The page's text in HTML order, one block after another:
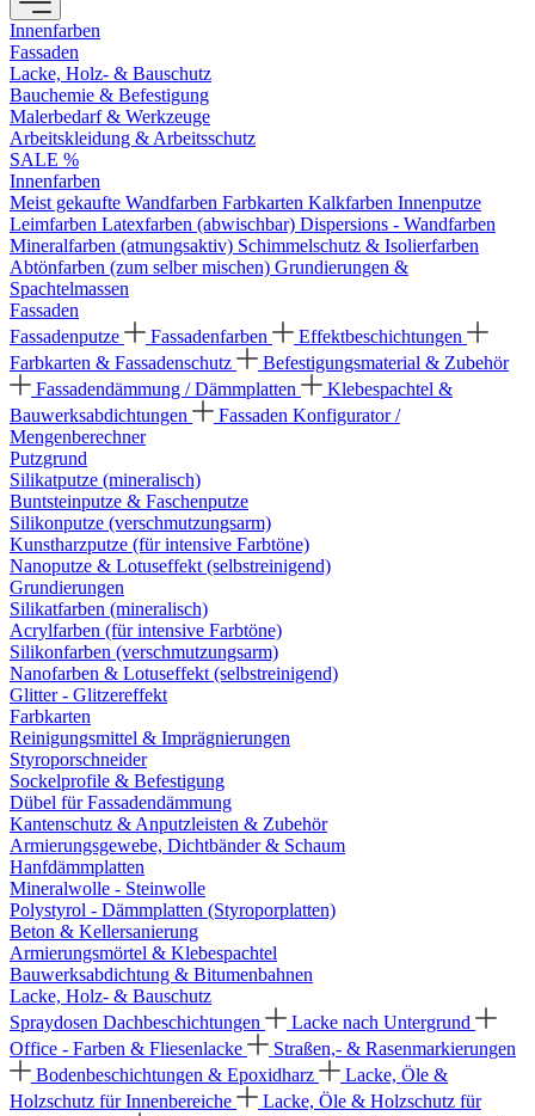
Innenfarben
Fassaden
Lacke, Holz- & Bauschutz
Bauchemie & Befestigung
Malerbedarf & Werkzeuge
Arbeitskleidung & Arbeitsschutz
SALE %
Innenfarben
Meist gekaufte Wandfarben Farbkarten Kalkfarben Innenputze
Leimfarben Latexfarben (abwischbar) Dispersions - Wandfarben
Mineralfarben (atmungsaktiv) Schimmelschutz & Isolierfarben
Abtönfarben (zum selber mischen) Grundierungen &
Spachtelmassen
Fassaden
Fassadenputze
Fassadenfarben
Effektbeschichtungen
Farbkarten & Fassadenschutz
Befestigungsmaterial & Zubehör
Fassadendämmung / Dämmplatten
Klebespachtel &
Bauwerksabdichtungen
Fassaden Konfigurator /
Mengenberechner
Putzgrund
Silikatputze (mineralisch)
Buntsteinputze & Faschenputze
Silikonputze (verschmutzungsarm)
Kunstharzputze (für intensive Farbtöne)
Nanoputze & Lotuseffekt (selbstreinigend)
Grundierungen
Silikatfarben (mineralisch)
Acrylfarben (für intensive Farbtöne)
Silikonfarben (verschmutzungsarm)
Nanofarben & Lotuseffekt (selbstreinigend)
Glitter - Glitzereffekt
Farbkarten
Reinigungsmittel & Imprägnierungen
Styroporschneider
Sockelprofile & Befestigung
Dübel für Fassadendämmung
Kantenschutz & Anputzleisten & Zubehör
Armierungsgewebe, Dichtbänder & Schaum
Hanfdämmplatten
Mineralwolle - Steinwolle
Polystyrol - Dämmplatten (Styroporplatten)
Beton & Kellersanierung
Armierungsmörtel & Klebespachtel
Bauwerksabdichtung & Bitumenbahnen
Lacke, Holz- & Bauschutz
Spraydosen Dachbeschichtungen
Lacke nach Untergrund
Office - Farben & Fliesenlacke
Straßen,- & Rasenmarkierungen
Bodenbeschichtungen & Epoxidharz
Lacke, Öle &
Holzschutz für Innenbereiche
Lacke, Öle & Holzschutz für